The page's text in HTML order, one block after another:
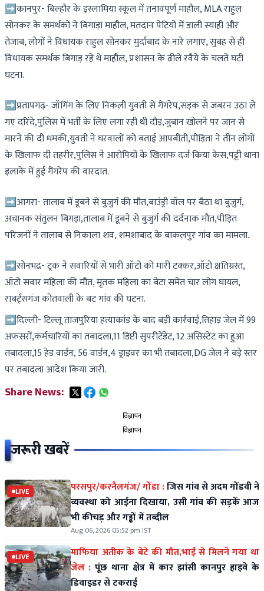
➡️कानपुर- बिल्हौर के इस्लामिया स्कूल में तनावपूर्ण माहौल, MLA राहुल
सोनकर के समर्थकों ने बिगाड़ा माहौल, मतदान पेटियों में डाली स्याही और
तेजाब, लोगों ने विधायक राहुल सोनकर मुर्दाबाद के नारे लगाए, सुबह से ही
विधायक समर्थक बिगाड़ रहे थे माहौल, प्रशासन के ढीले रवैये के चलते घटी
घटना.
➡️प्रतापगढ़- जॉगिंग के लिए निकली युवती से गैंगरेप,सड़क से जबरन उठा ले
गए दरिंदे,पुलिस में भर्ती के लिए लगा रही थी दौड़,जुबान खोलने पर जान से
मारने की दी धमकी,युवती ने घरवालों को बताई आपबीती,पीड़िता ने तीन लोगों
के खिलाफ दी तहरीर,पुलिस ने आरोपियों के खिलाफ दर्ज किया केस,पट्टी थाना
इलाके में हुई गैंगरेप की वारदात.
➡️आगरा- तालाब में डूबने से बुजुर्ग की मौत,बाउंड्री वॉल पर बैठा था बुजुर्ग,
अचानक संतुलन बिगड़ा,तालाब में डूबने से बुजुर्ग की दर्दनाक मौत,पीड़ित
परिजनों ने तालाब से निकाला शव, शमशाबाद के बाकलपुर गांव का मामला.
➡️सोनभद्र- ट्रक ने सवारियों से भारी ऑटो को मारी टक्कर,ऑटो क्षतिग्रस्त,
ऑटो सवार महिला की मौत, मृतक महिला का बेटा समेत चार लोग घायल,
राबर्ट्सगंज कोतवाली के बट गांव की घटना.
➡️दिल्ली- टिल्लू ताजपुरिया हत्याकांड के बाद बड़ी कार्रवाई,तिहाड़ जेल में 99
अफसरों,कर्मचारियों का तबादला,11 डिप्टी सुपरीटेंडेंट, 12 असिस्टेंट का हुआ
तबादला,15 हेड वार्डन, 56 वार्डन,4 ड्राइवर का भी तबादला,DG जेल ने बड़े स्तर
पर तबादला आदेश किया जारी.
Share News:
विज्ञापन
विज्ञापन
जरूरी खबरें
LIVE परसपुर/करनैलगंज/ गोंडा :जिस गांव से अदम गोंडवी ने
व्यवस्था को आईना दिखाया, उसी गांव की सड़कें आज
भी कीचड़ और गड्ढों में तब्दील
Aug 06, 2026 05:52 pm IST
LIVE
माफिया अतीक के बेटे की मौत,भाई से मिलने गया था
जेल : पूंछ थाना क्षेत्र में कार झांसी कानपुर हाइवे के
डिवाइडर से टकराई